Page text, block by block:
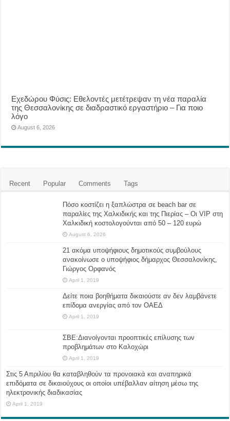
Eχεδώρου Φύσις: Εθελοντές μετέτρεψαν τη νέα παραλία
της Θεσσαλονίκης σε διαδραστικό εργαστήριο – Για ποιο
λόγο
August 6, 2026
Recent Popular Comments Tags
Πόσο κοστίζει η ξαπλώστρα σε beach bar σε
παραλίες της Χαλκιδικής και της Πιερίας – Οι VIP στη
Χαλκιδική κοστολογούνται από 50 – 120 ευρώ
August 6, 2026
21 ακόμα υποψήφιους δημοτικούς συμβούλους
ανακοίνωσε ο υποψήφιος δήμαρχος Θεσσαλονίκης,
Γιώργος Ορφανός
April 1, 2019
Δείτε ποια βοηθήματα δικαιούστε αν δεν λαμβάνετε
επίδομα ανεργίας από τον ΟΑΕΔ
April 1, 2019
ΣΒΕ:Διανοίγονται προοπτικές επίλυσης των
προβλημάτων στο Καλοχώρι
April 1, 2019
Στις 5 Απριλίου θα καταβληθούν τα προνοιακά και αναπηρικά
επιδόματα σε δικαιούχους οι οποίοι υπέβαλλαν αίτηση μέσω της
ηλεκτρονικής διαδικασίας
April 1, 2019